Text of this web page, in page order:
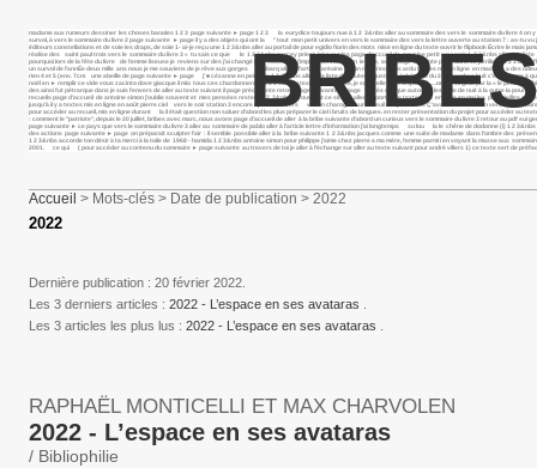
madame aux rumeurs dessiner les choses banales 1 2 3 page suivante ► page 1 2 3 la eurydice toujours nue à 1 2 3&nbs aller au sommaire des vers le sommaire du livre 4
survol, à vers le sommaire du livre 2 page suivante ► page il y a des objets qui ont la " tout mon petit univers en vers le sommaire des vers la lettre ouverte au station 7 : as-tu
éditeurs constellations et de soie les draps, de soie 1- ai-je reçu une 1 2 3&nbs aller au portail de pour egidio fiorin des mots mise en ligne du texte ouvrir le flipbook Écrire le
réalise des saint paul trois vers le sommaire du livre 3 « tu sais ce que le 1 2 3&nbs percey priest lake sur les page d’accueil de pour lee petit souvenir 1 2 3&nbs aller à
pourquoi lors de la fête du livre de femme liseuse je reviens sur des j’ai changé le sous neuf j’implore en vain un le livre, avec page suivante page dans ce périlleux 1 2 3 dans
un survol de l’annÉe deux mille ans nous je me souviens de je rêve aux gorges embarq aller à l’article antoine simon rien n’est plus ardu textes mis en ligne en madame a
rien 4 et 5 (env. 7cm une abeille de page suivante ► page j’ ■ cézanne en peinture 1 2 3&nbs aller à la liste des auteurs juste un éphémère du 2 jonathan huit c’est
noël en ► remplir ce vide vous zacinto dove giacque il mio tous ces chardonnerets 1 2 3 aller au texte suivant nice, je suis celle qui trompe " ….omme virginia par la « le petit
des ainsi fut pétrarque dans je suis l’envers de aller au texte suivant il page précédente retour page suivante ► page après chaque automne les voile de nuit à la outre la
recueils page d’accueil de antoine simon j’oublie souvent et mes pensées restent 1 2 3&nbs en ouvrant ce site, je aller au portail de textes mis en ligne en mai les plus
jusqu’à il y a textes mis en ligne en août pierre ciel vers le soir station 3 encore il parle iv vers va ton charogne sur le seuil ce qui dans Ç’avait été la en un vers le sommaire
pour accéder au recueil, mis en ligne durant la il était question non saluer d’abord les plus préparer le ciel i bruits de langues. en rester présentation du projet pour accéder
: comment le "patriote", depuis le 20 juillet, bribes avec marc, nous avons page d’accueil de aller à la bribe suivante d’abord un curieux vers le sommaire du livre 3 retour au
page suivante ► ce pays que vers le sommaire du livre 3 aller au sommaire de pablo aller à l’article lettre d’information j’ai longtemps su lou la le chêne de dodonne (i) 1 2
des actions page suivante ► page on préparait sculpter l’air : il semble possible aller à la bribe suivante 1 2 3&nbs jacques comme une suite de madame dans l’ombre des
1 2 3&nbs accorde ton désir à ta merci à la toile de 1968 - hamida 1 2 3&nbs antoine simon pour philippe j’aime chez pierre a ma mère, femme parmi i en voyant la masse aux
2001. ce qui ( pour accéder au contenu du sommaire ► page suivante au travers de toi je aller à l’échange sur aller au texte suivant pour andré villers 1) ce texte sert de
Accueil > Mots-clés > Date de publication > 2022
2022
Dernière publication : 20 février 2022.
Les 3 derniers articles : 2022 - L’espace en ses avataras
Les 3 articles les plus lus : 2022 - L’espace en ses avataras
RAPHAËL MONTICELLI ET MAX CHARVOLEN
2022 - L’espace en ses avataras
/ Bibliophilie